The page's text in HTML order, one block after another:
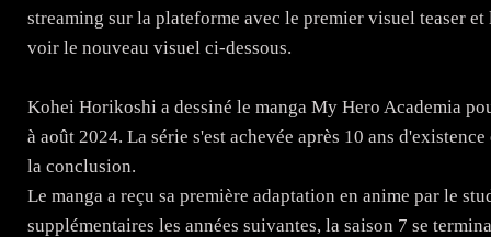
streaming sur la plateforme avec le premier visuel teaser
voir le nouveau visuel ci-dessous.
Kohei Horikoshi a dessiné le manga My Hero Academia
à août 2024. La série s'est achevée après 10 ans
la conclusion.
Le manga a reçu sa première adaptation en anime par le
supplémentaires les années suivantes, la saison 7 se